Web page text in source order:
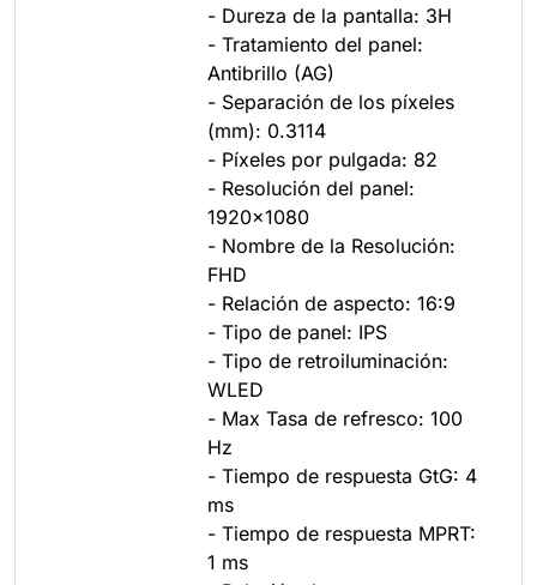
- Dureza de la pantalla: 3H
- Tratamiento del panel:
Antibrillo (AG)
- Separación de los píxeles
(mm): 0.3114
- Píxeles por pulgada: 82
- Resolución del panel:
1920x1080
- Nombre de la Resolución:
FHD
- Relación de aspecto: 16:9
- Tipo de panel: IPS
- Tipo de retroiluminación:
WLED
- Max Tasa de refresco: 100
Hz
- Tiempo de respuesta GtG: 4
ms
- Tiempo de respuesta MPRT:
1 ms